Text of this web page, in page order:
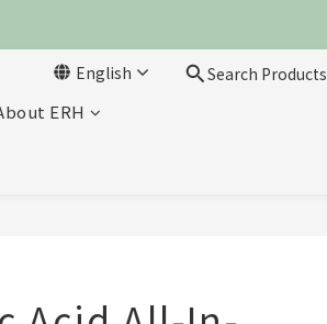
English Search Products
ERH